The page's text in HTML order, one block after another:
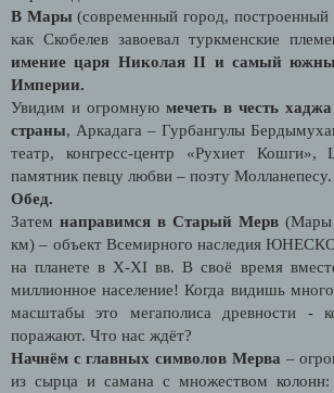
В Мары (современный город, построенный
как Скобелев завоевал туркменские
имение царя Николая II и самый
Империи.
Увидим и огромную мечеть в честь
страны, Аркадага – Гурбангулы
театр, конгресс-центр «Рухиет Кошги»,
памятник певцу любви – поэту Молланепесу.
Обед.
Затем направимся в Старый Мерв
км) – объект Всемирного наследия
на планете в X-XI вв. В своё время
миллионное население!Когда видишь
масштабы это мегаполиса древности -
поражают. Что нас ждёт?
Начнём с главных символов Мерва –
из сырца и самана с множеством колонн: